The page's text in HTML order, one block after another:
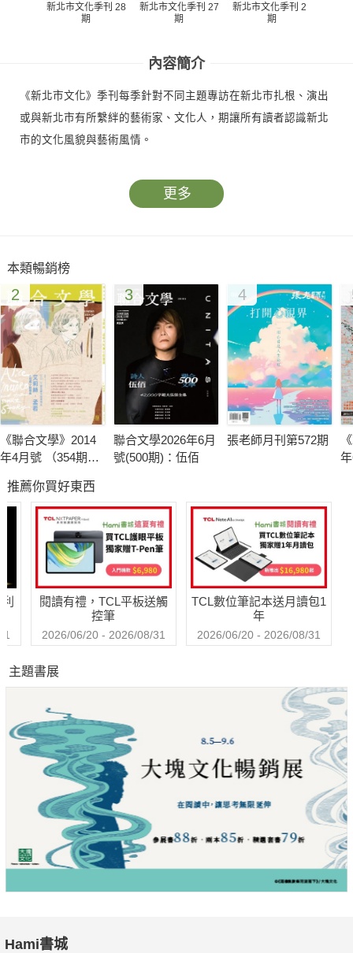
新北市文化季刊 28
期
新北市文化季刊 27
期
新北市文化季刊 26
期
內容簡介
《新北市文化》季刊每季針對不同主題專訪在新北市扎根、演出
或與新北市有所繫絆的藝術家、文化人，期讓所有讀者認識新北
市的文化風貌與藝術風情。
更多
本類暢銷榜
2
《聯合文學》2014
年4月號 （354期）
篇小說藝術
3
聯合文學2026年6月
號(500期)：伍佰
4
張老師月刊第572期
推薦你買好東西
閱讀有禮，TCL平板送觸
控筆
2026/06/20 - 2026/08/31
TCL數位筆記本送月讀包1
年
2026/06/20 - 2026/08/31
主題書展
Hami書城